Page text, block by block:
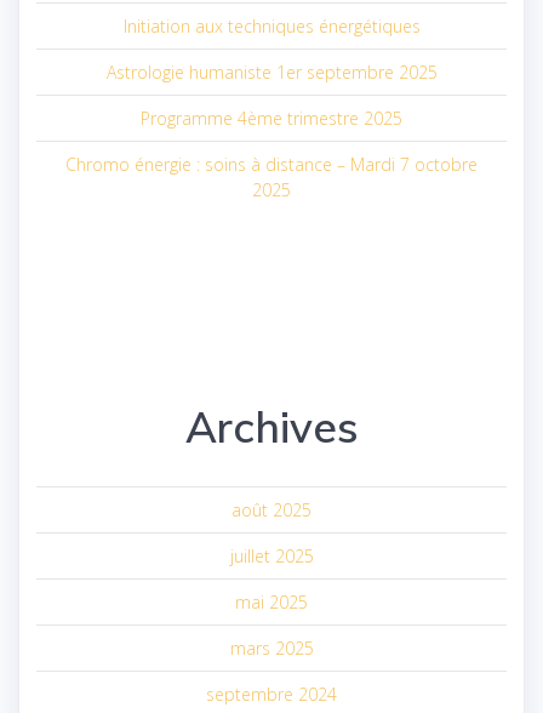
Initiation aux techniques énergétiques
Astrologie humaniste 1er septembre 2025
Programme 4ème trimestre 2025
Chromo énergie : soins à distance – Mardi 7 octobre
2025
Archives
août 2025
juillet 2025
mai 2025
mars 2025
septembre 2024